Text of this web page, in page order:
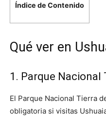
Índice de Contenido
Qué ver en
1. Parque Nacional
El Parque Nacional Tierra
obligatoria si visitas